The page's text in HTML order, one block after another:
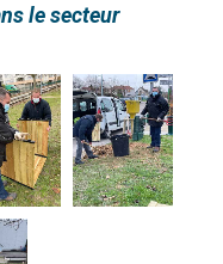
le secteur